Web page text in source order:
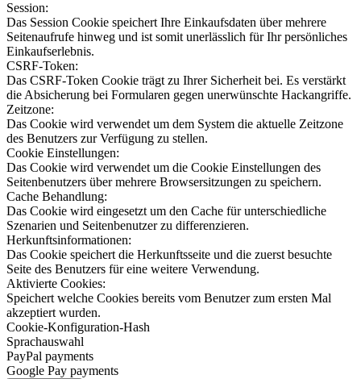
Session:
Das Session Cookie speichert Ihre Einkaufsdaten über mehrere
Seitenaufrufe hinweg und ist somit unerlässlich für Ihr persönliches
Einkaufserlebnis.
CSRF-Token:
Das CSRF-Token Cookie trägt zu Ihrer Sicherheit bei. Es verstärkt
die Absicherung bei Formularen gegen unerwünschte Hackangriffe.
Zeitzone:
Das Cookie wird verwendet um dem System die aktuelle Zeitzone
des Benutzers zur Verfügung zu stellen.
Cookie Einstellungen:
Das Cookie wird verwendet um die Cookie Einstellungen des
Seitenbenutzers über mehrere Browsersitzungen zu speichern.
Cache Behandlung:
Das Cookie wird eingesetzt um den Cache für unterschiedliche
Szenarien und Seitenbenutzer zu differenzieren.
Herkunftsinformationen:
Das Cookie speichert die Herkunftsseite und die zuerst besuchte
Seite des Benutzers für eine weitere Verwendung.
Aktivierte Cookies:
Speichert welche Cookies bereits vom Benutzer zum ersten Mal
akzeptiert wurden.
Cookie-Konfiguration-Hash
Sprachauswahl
PayPal payments
Google Pay payments